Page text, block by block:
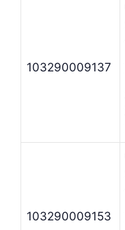
103290009137
103290009153